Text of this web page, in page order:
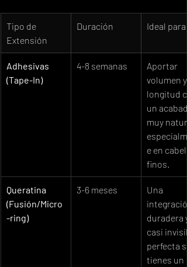
Tipo de
Extensión
Duración Ideal para
Adhesivas
(Tape-In)
4-8 semanas
Aportar
volumen y
longitud
un
muy
e en
finos.
Queratina
(Fusión/Micro
-ring)
3-6 meses
Una
duradera y
casi
perfecta si
tienes un